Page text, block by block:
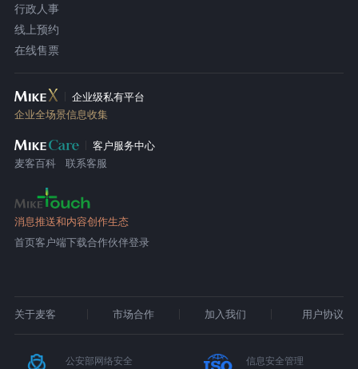
行政人事
线上预约
在线售票
企业级私有平台
企业全场景信息收集
客户服务中心
麦客百科
联系客服
消息推送和内容创作生态
首页客户端下载合作伙伴登录
关于麦客 市场合作 加入我们 用户协议
公安部网络安全
信息安全管理